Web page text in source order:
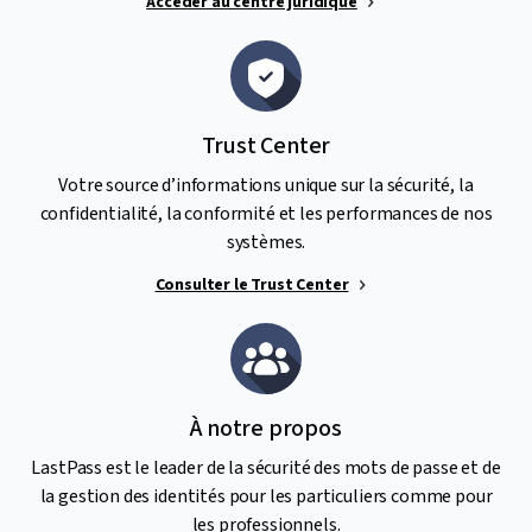
Trust Center
Votre source d’informations unique sur la sécurité, la
confidentialité, la conformité et les performances de nos
systèmes.
Consulter le Trust Center
À notre propos
LastPass est le leader de la sécurité des mots de passe et de
la gestion des identités pour les particuliers comme pour
les professionnels.